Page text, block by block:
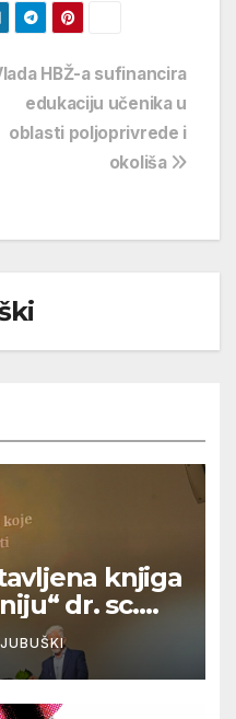
HBŽ-a sufinancira
edukaciju učenika u
oblasti poljoprivrede i
okoliša
knjiga
dr. sc.